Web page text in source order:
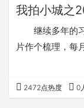
我拍小城之
继续多年的习
片作个梳理，
2472点热度 0